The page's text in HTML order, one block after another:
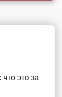
это за